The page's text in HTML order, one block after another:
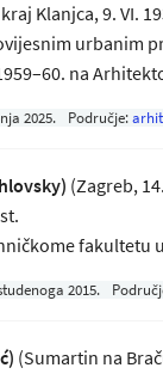
Klanjca, 9. VI.
urbanim
na
2025. Područje:
(Zagreb,
fakultetu
2015.
(Sumartin na